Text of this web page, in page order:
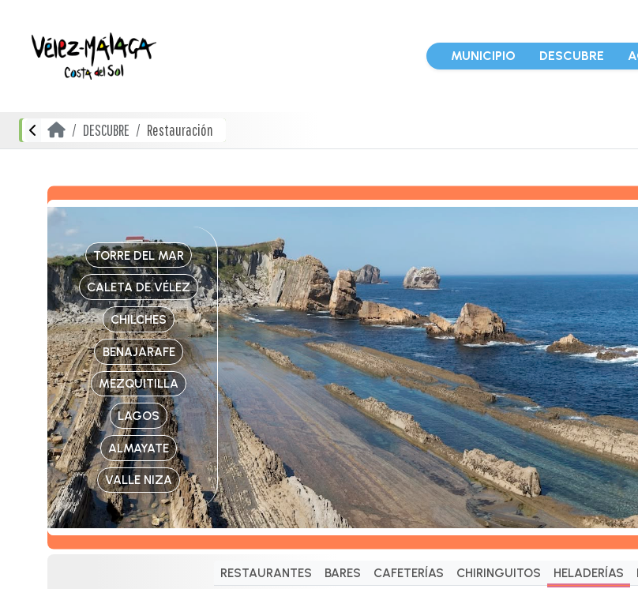
MUNICIPIO DESCUBRE
DESCUBRE Restauración
TORRE DEL MAR
CALETA DE VÉLEZ
CHILCHES
BENAJARAFE
MEZQUITILLA
LAGOS
ALMAYATE
VALLE NIZA
RESTAURANTES BARES CAFETERÍAS CHIRINGUITOS HELADERÍAS